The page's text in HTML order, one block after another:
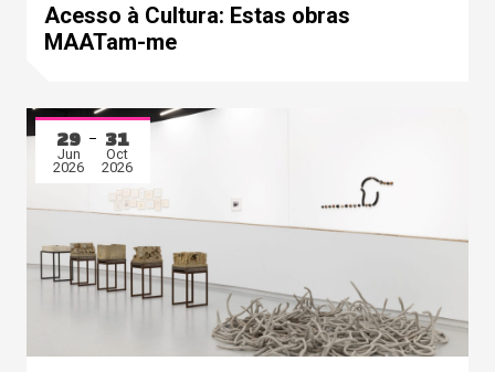
Acesso à Cultura: Estas obras
MAATam-me
29
Jun
2026
31
Oct
2026